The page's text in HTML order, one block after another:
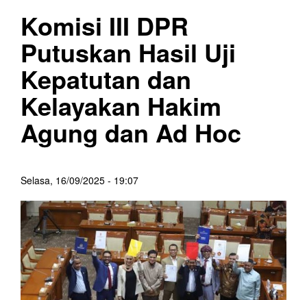
Komisi III DPR
Putuskan Hasil Uji
Kepatutan dan
Kelayakan Hakim
Agung dan Ad Hoc
Selasa, 16/09/2025 - 19:07